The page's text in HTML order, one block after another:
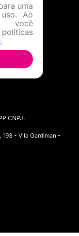
CNPJ:
193 - Vila Gardiman -
uma
Ao
você
.